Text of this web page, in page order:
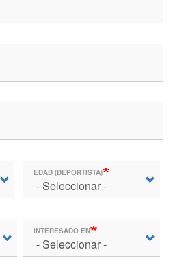
EDAD (DEPORTISTA)
INTERESADO EN